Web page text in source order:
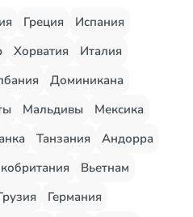
Греция
Испания
Хорватия
Италия
Доминикана
Мальдивы
Мексика
Танзания
Андорра
Вьетнам
Германия